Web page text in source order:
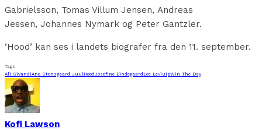
Gabrielsson, Tomas Villum Jensen, Andreas
Jessen, Johannes Nymark og Peter Gantzler.
‘Hood’ kan ses i landets biografer fra den 11. september.
Tags
Ali SivandiAne Stensgaard Juul Hood Josefine Lindegaard Lee Levi uipWin The Day
Kofi Lawson